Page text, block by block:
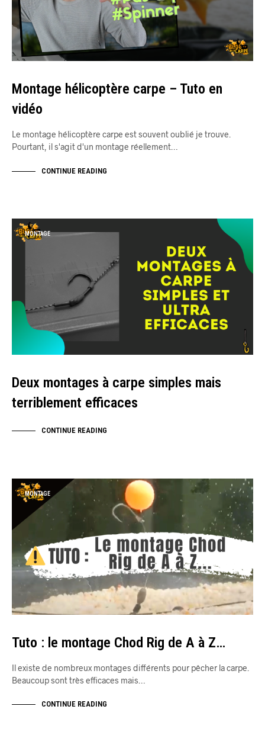
Montage hélicoptère carpe – Tuto en
vidéo
Le montage hélicoptère carpe est souvent oublié je trouve.
Pourtant, il s'agit d'un montage réellement…
CONTINUE READING
MONTAGE
Deux montages à carpe simples mais
terriblement efficaces
CONTINUE READING
MONTAGE
Tuto : le montage Chod Rig de A à Z…
Il existe de nombreux montages différents pour pêcher la carpe.
Beaucoup sont très efficaces mais…
CONTINUE READING